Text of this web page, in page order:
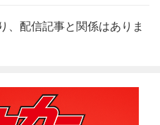
、配信記事と関係はありま